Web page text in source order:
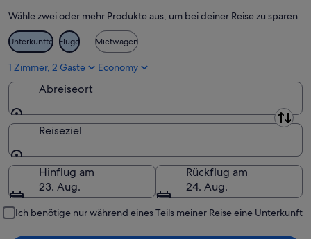
Wähle zwei oder mehr Produkte aus, um bei deiner Reise zu sparen:
Unterkünfte Flüge Mietwagen
1 Zimmer, 2 Gäste Economy
Abreiseort
Abreiseort
Reiseziel
Reiseziel
Hinflug am
23. Aug.
Rückflug am
24. Aug.
Ich benötige nur während eines Teils meiner Reise eine Unterkunft